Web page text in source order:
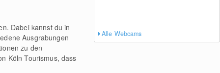
Dabei kannst du in
Ausgrabungen
zu den
Köln Tourismus, dass
Alle Webcams